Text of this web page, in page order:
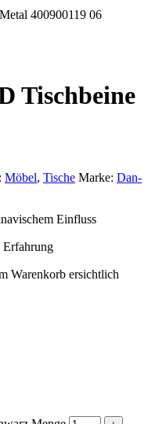
Tischbeine
Möbel, Tische Marke: Dan-
Einfluss
Erfahrung
Warenkorb ersichtlich